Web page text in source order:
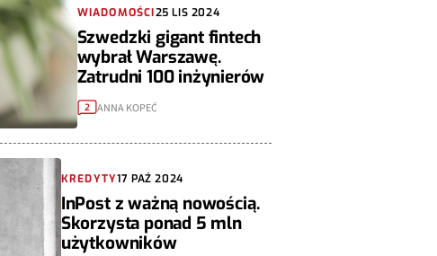
WIADOMOŚCI25 LIS 2024
Szwedzki gigant fintech
wybrał Warszawę.
Zatrudni 100 inżynierów
2 ANNA KOPEĆ
KREDYTY17 PAŹ 2024
InPost z ważną nowością.
Skorzysta ponad 5 mln
użytkowników